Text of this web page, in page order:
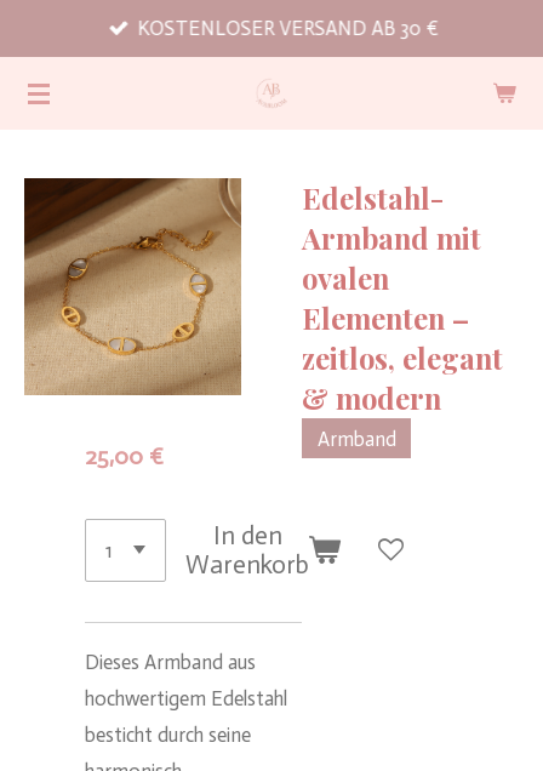
Hauptinhalt
springen
KOSTENLOSER VERSAND AB 30 €
Edelstahl-
Armband mit
ovalen
Elementen –
zeitlos, elegant
& modern
Armband
25,00 €
In den
Warenkorb
Dieses Armband aus
hochwertigem Edelstahl
besticht durch seine